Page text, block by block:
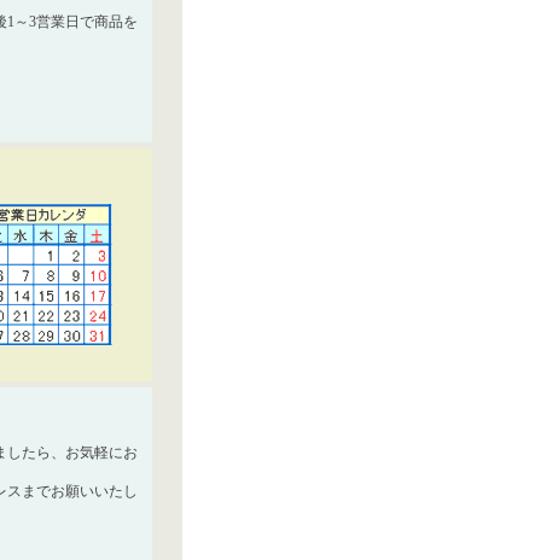
～3営業日で商品を
したら、お気軽にお
スまでお願いいたし